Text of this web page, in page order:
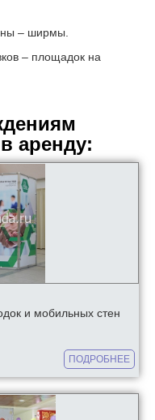
– ширмы.
– площадок на
аренду:
и мобильных стен
ПОДРОБНЕЕ